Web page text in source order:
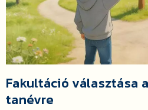
Fakultáció választása
tanévre